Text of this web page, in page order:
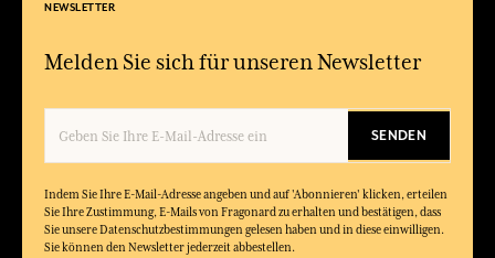
NEWSLETTER
Melden Sie sich für unseren Newsletter
SENDEN
Indem Sie Ihre E-Mail-Adresse angeben und auf 'Abonnieren' klicken, erteilen
Sie Ihre Zustimmung, E-Mails von Fragonard zu erhalten und bestätigen, dass
Sie unsere Datenschutzbestimmungen gelesen haben und in diese einwilligen.
Sie können den Newsletter jederzeit abbestellen.